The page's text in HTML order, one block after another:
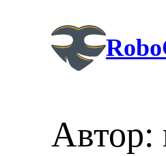
содержимому
Автор: